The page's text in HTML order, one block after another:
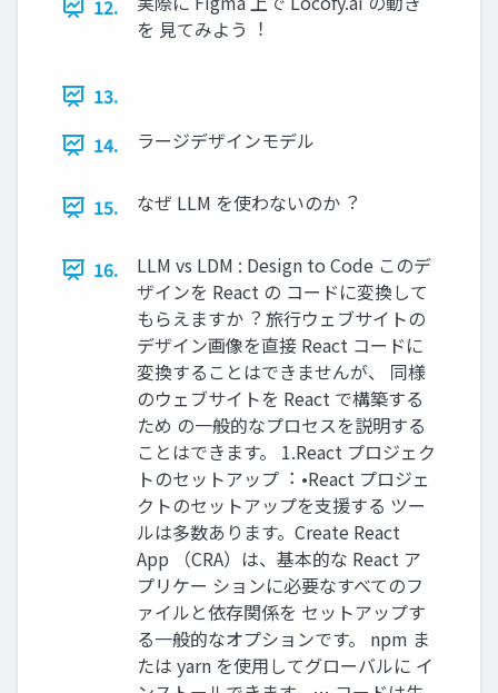
12.
を ⾒てみよう︕
13.
14.
ラージデザインモデル
15. なぜ LLM を使わないのか︖
16.
LLM vs LDM : Design to Code このデ
ザインを React の コードに変換して
もらえますか︖ 旅⾏ウェブサイトの
デザイン画像を直接 React コードに
変換することはできませんが、 同様
のウェブサイトを React で構築する
ため の⼀般的なプロセスを説明する
ことはできます。 1.React プロジェク
トのセットアップ︓ •React プロジェ
クトのセットアップを⽀援する ツー
ルは多数あります。Create React
App （CRA）は、基本的な React ア
プリケー ションに必要なすべてのフ
ァイルと依存関係を セットアップす
る⼀般的なオプションです。 npm ま
たは yarn を使⽤してグローバルに イ